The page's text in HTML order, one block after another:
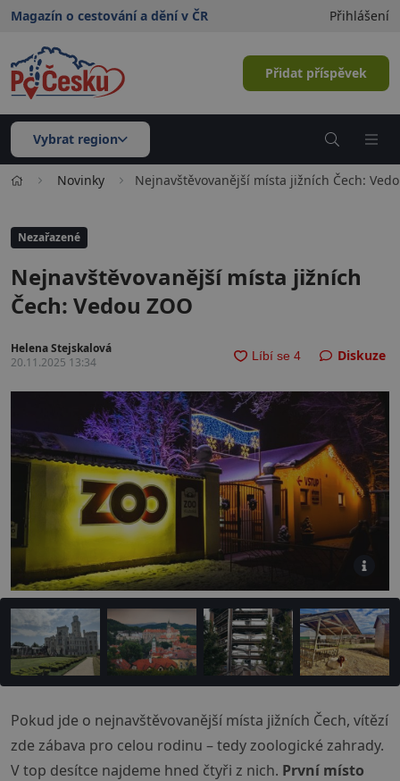
Magazín o cestování a dění v ČR Přihlášení
Přidat příspěvek
Vybrat region
Novinky Nejnavštěvovanější místa jižních Čech:
Nezařazené
Nejnavštěvovanější místa jižních
Čech: Vedou ZOO
Helena Stejskalová
20.11.2025 13:34
Diskuze
Pokud jde o nejnavštěvovanější místa jižních Čech, vítězí
zde zábava pro celou rodinu – tedy zoologické zahrady.
V top desítce najdeme hned čtyři z nich. První místo